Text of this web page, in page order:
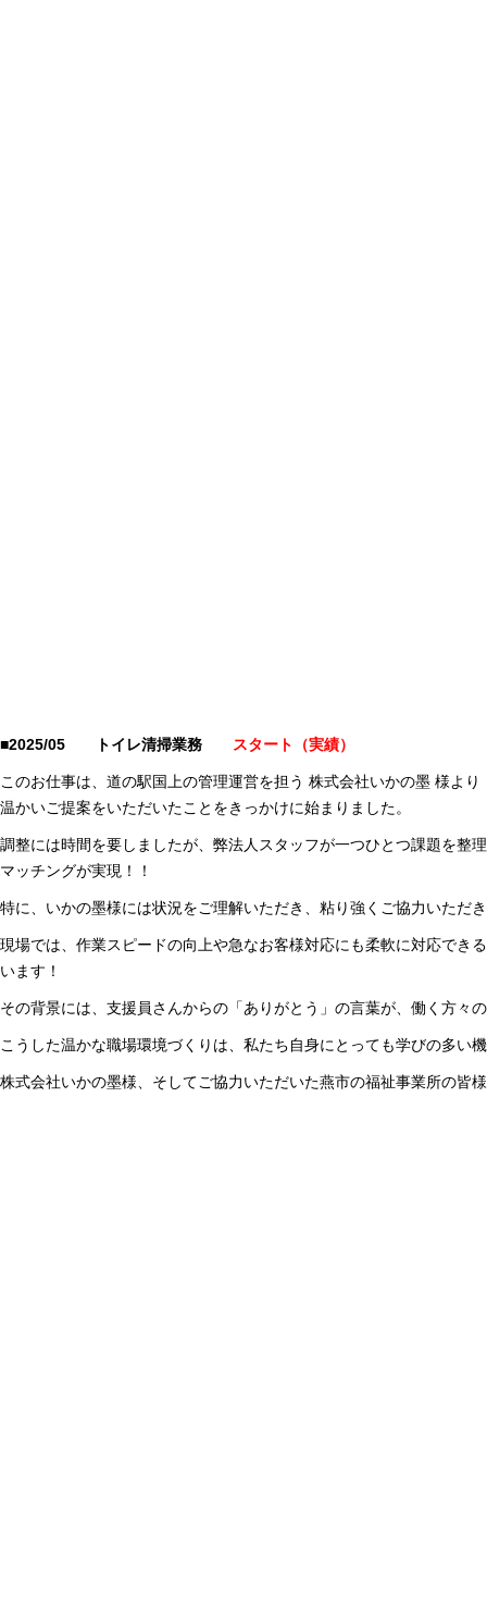
■2025/05 トイレ清掃業務 スタート（実績）
このお仕事は、道の駅国上の管理運営を担う 株式会社いかの墨 様よ
温かいご提案をいただいたことをきっかけに始まりました。
調整には時間を要しましたが、弊法人スタッフが一つひとつ課題を整
マッチングが実現！！
特に、いかの墨様には状況をご理解いただき、粘り強くご協力いただ
現場では、作業スピードの向上や急なお客様対応にも柔軟に対応でき
います！
その背景には、支援員さんからの「ありがとう」の言葉が、働く方
こうした温かな職場環境づくりは、私たち自身にとっても学びの多い
株式会社いかの墨様、そしてご協力いただいた燕市の福祉事業所の皆